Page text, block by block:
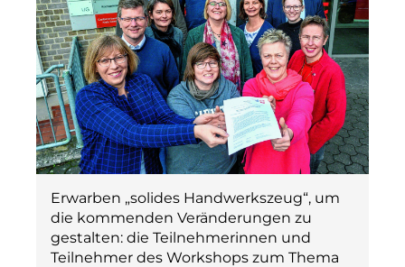
Erwarben „solides Handwerkszeug“, um
die kommenden Veränderungen zu
gestalten: die Teilnehmerinnen und
Teilnehmer des Workshops zum Thema